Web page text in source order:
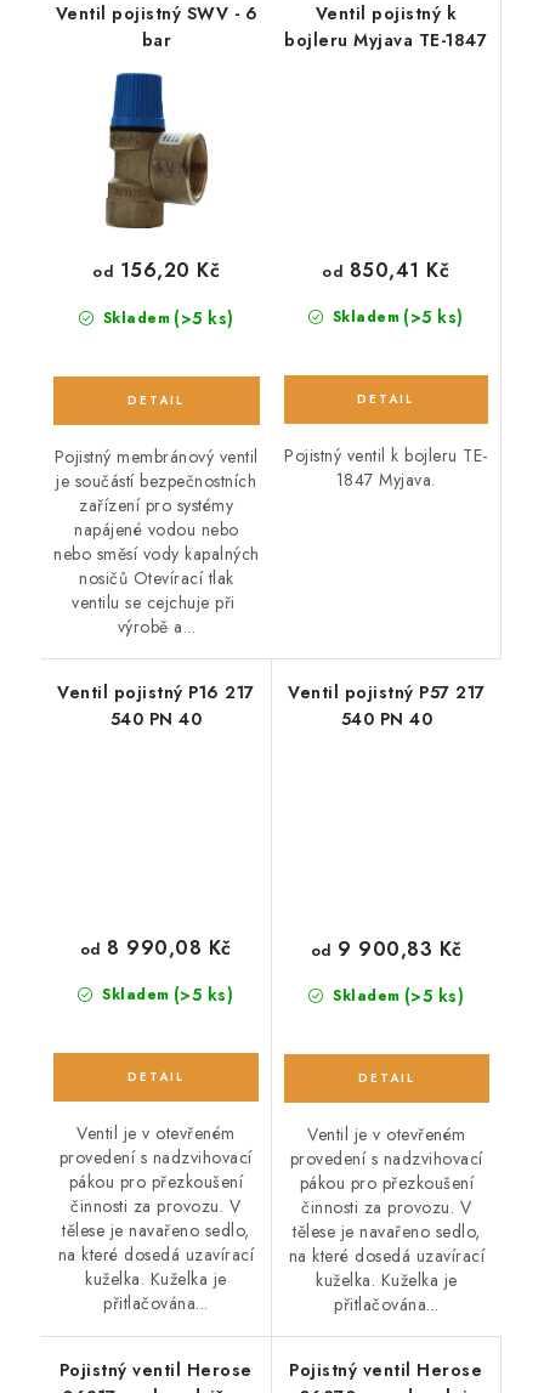
Ventil pojistný SWV - 6
bar
Skladem (>5 ks)
od 156,20 Kč
Pojistný membránový ventil
je součástí bezpečnostních
zařízení pro systémy
napájené vodou nebo
nebo směsí vody kapalných
nosičů Otevírací tlak
ventilu se cejchuje při
výrobě a...
Ventil pojistný k
bojleru Myjava TE-1847
Skladem (>5 ks)
od 850,41 Kč
Pojistný ventil k bojleru TE-
1847 Myjava.
Ventil pojistný P16 217
540 PN 40
Skladem (>5 ks)
od 8 990,08 Kč
Ventil je v otevřeném
provedení s nadzvihovací
pákou pro přezkoušení
činnosti za provozu. V
tělese je navařeno sedlo,
na které dosedá uzavírací
kuželka. Kuželka je
přitlačována...
Ventil pojistný P57 217
540 PN 40
Skladem (>5 ks)
od 9 900,83 Kč
Ventil je v otevřeném
provedení s nadzvihovací
pákou pro přezkoušení
činnosti za provozu. V
tělese je navařeno sedlo,
na které dosedá uzavírací
kuželka. Kuželka je
přitlačována...
Pojistný ventil Herose
Pojistný ventil Herose